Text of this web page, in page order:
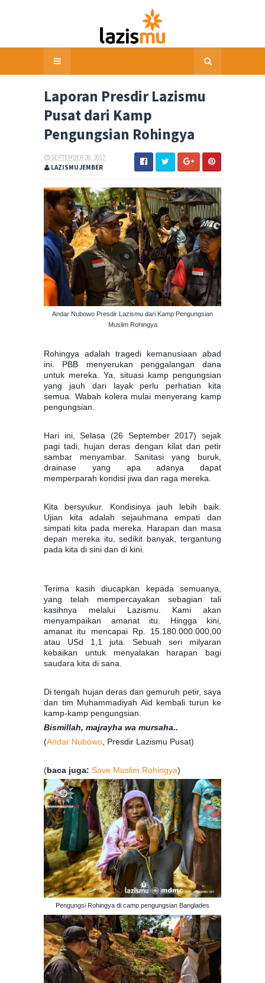
Laporan Presdir Lazismu
Pusat dari Kamp
Pengungsian Rohingya
SEPTEMBER 26, 2017
LAZISMU JEMBER
Andar Nubowo Presdir Lazismu dari Kamp Pengungsian
Muslim Rohingya
Rohingya adalah tragedi kemanusiaan abad
ini. PBB menyerukan penggalangan dana
untuk mereka. Ya, situasi kamp pengungsian
yang jauh dari layak perlu perhatian kita
semua. Wabah kolera mulai menyerang kamp
pengungsian.
Hari ini, Selasa (26 September 2017) sejak
pagi tadi, hujan deras dengan kilat dan petir
sambar menyambar. Sanitasi yang buruk,
drainase yang apa adanya dapat
memperparah kondisi jiwa dan raga mereka.
Kita bersyukur. Kondisinya jauh lebih baik.
Ujian kita adalah sejauhmana empati dan
simpati kita pada mereka. Harapan dan masa
depan mereka itu, sedikit banyak, tergantung
pada kita di sini dan di kini.
Terima kasih diucapkan kepada semuanya,
yang telah mempercayakan sebagian tali
kasihnya melalui Lazismu. Kami akan
menyampaikan amanat itu. Hingga kini,
amanat itu mencapai Rp. 15.180.000.000,00
atau USd 1,1 juta. Sebuah seri milyaran
kebaikan untuk menyalakan harapan bagi
saudara kita di sana.
Di tengah hujan deras dan gemuruh petir, saya
dan tim Muhammadiyah Aid kembali turun ke
kamp-kamp pengungsian.
Bismillah, majrayha wa mursaha..
(Andar Nubowo , Presdir Lazismu Pusat)
(baca juga: Save Muslim Rohingya)
Pengungsi Rohingya di camp pengungsian Banglades